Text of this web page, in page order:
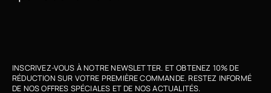
INSCRIVEZ-VOUS À NOTRE NEWSLETTER. ET OBTENEZ 10% DE
RÉDUCTION SUR VOTRE PREMIÈRE COMMANDE. RESTEZ INFORMÉ
DE NOS OFFRES SPÉCIALES ET DE NOS ACTUALITÉS.